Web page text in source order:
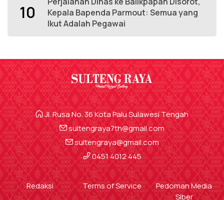
10
Kepala Bapenda Parmout: Semua yang
Ikut Adalah Pegawai
Jl. Rusa No. 36 Kota Palu Sulawesi Tengah
sultengraya7th@gmail.com
sultengraya@gmail.com
0451 4012 445
Redaksi Terms of Service
Pedoman Media
Siber